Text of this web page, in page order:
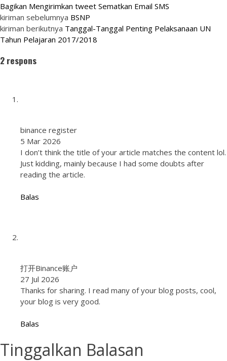
Bagikan Mengirimkan tweet Sematkan Email SMS
kiriman sebelumnya BSNP
kiriman berikutnya Tanggal-Tanggal Penting Pelaksanaan UN
Tahun Pelajaran 2017/2018
2 respons
binance register
5 Mar 2026
I don’t think the title of your article matches the content lol.
Just kidding, mainly because I had some doubts after
reading the article.
Balas
打开Binance账户
27 Jul 2026
Thanks for sharing. I read many of your blog posts, cool,
your blog is very good.
Balas
Tinggalkan Balasan